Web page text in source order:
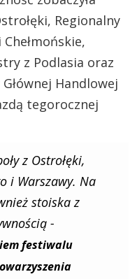
Regionalny
z Podlasia oraz
Głównej Handlowej
tegorocznej
z Ostrołęki,
i Warszawy. Na
stoiska z
-
festiwalu